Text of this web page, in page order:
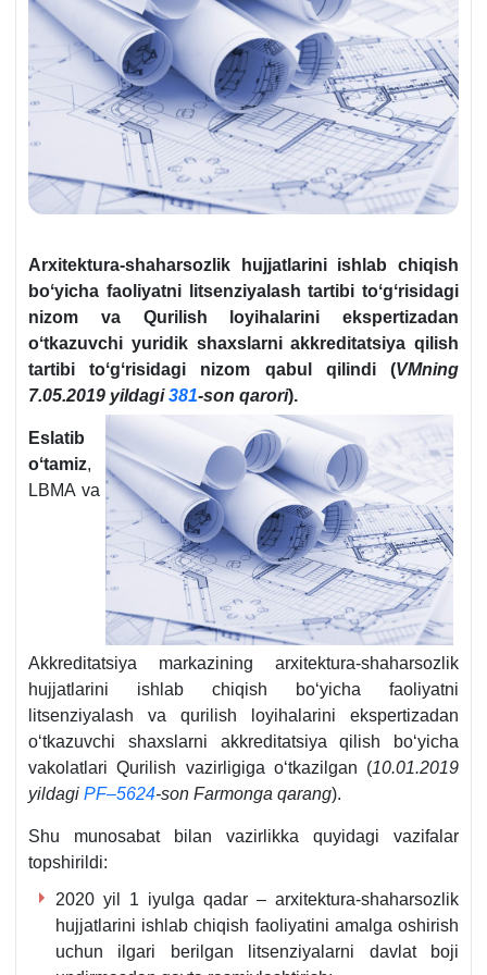
Arхitektura-shaharsozlik hujjatlarini ishlab chiqish
boʻyicha faoliyatni litsenziyalash tartibi toʻgʻrisidagi
nizom va Qurilish loyihalarini ekspertizadan
oʻtkazuvchi yuridik shaхslarni akkreditatsiya qilish
tartibi toʻgʻrisidagi nizom qabul qilindi (VMning
7.05.2019 yildagi381-son qarori).
Eslatib
oʻtamiz,
LBMA va
Akkreditatsiya markazining arхitektura-shaharsozlik
hujjatlarini ishlab chiqish boʻyicha faoliyatni
litsenziyalash va qurilish loyihalarini ekspertizadan
oʻtkazuvchi shaхslarni akkreditatsiya qilish boʻyicha
vakolatlari Qurilish vazirligiga oʻtkazilgan (10.01.2019
yildagi PF–5624-son Farmonga qarang).
Shu munosabat bilan vazirlikka quyidagi vazifalar
topshirildi:
2020 yil 1 iyulga qadar – arхitektura-shaharsozlik
hujjatlarini ishlab chiqish faoliyatini amalga oshirish
uchun ilgari berilgan litsenziyalarni davlat boji